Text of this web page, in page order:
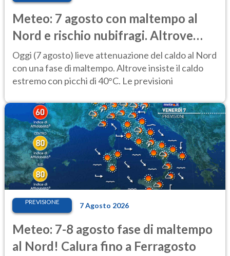
Meteo: 7 agosto con maltempo al
Nord e rischio nubifragi. Altrove
caldo estremo
Oggi (7 agosto) lieve attenuazione del caldo al Nord
con una fase di maltempo. Altrove insiste il caldo
estremo con picchi di 40°C. Le previsioni
PREVISIONE 7 Agosto 2026
Meteo: 7-8 agosto fase di maltempo
al Nord! Calura fino a Ferragosto